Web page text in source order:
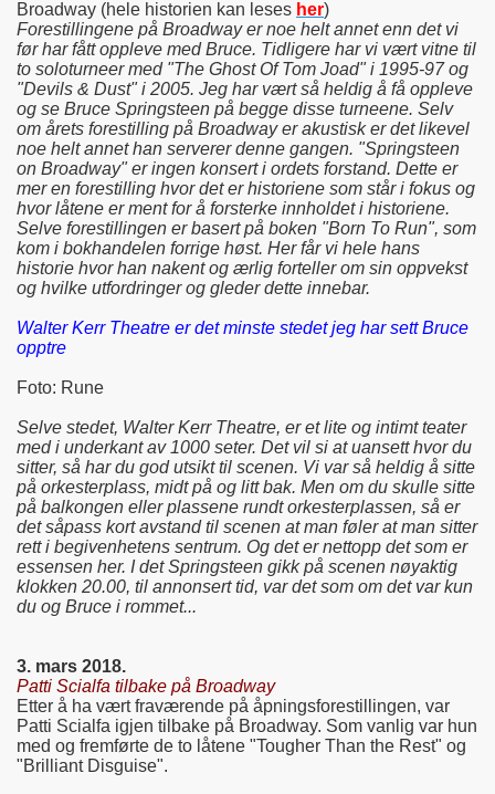
Broadway (hele historien kan leses her)
Forestillingene på Broadway er noe helt annet enn det vi
før har fått oppleve med Bruce. Tidligere har vi vært vitne til
to soloturneer med "The Ghost Of Tom Joad" i 1995-97 og
"Devils & Dust" i 2005. Jeg har vært så heldig å få oppleve
og se Bruce Springsteen på begge disse turneene. Selv
om årets forestilling på Broadway er akustisk er det likevel
noe helt annet han serverer denne gangen. "Springsteen
on Broadway" er ingen konsert i ordets forstand. Dette er
mer en forestilling hvor det er historiene som står i fokus og
hvor låtene er ment for å forsterke innholdet i historiene.
Selve forestillingen er basert på boken "Born To Run", som
kom i bokhandelen forrige høst. Her får vi hele hans
historie hvor han nakent og ærlig forteller om sin oppvekst
og hvilke utfordringer og gleder dette innebar.
Walter Kerr Theatre er det minste stedet jeg har sett Bruce
opptre
Foto: Rune
Selve stedet, Walter Kerr Theatre, er et lite og intimt teater
med i underkant av 1000 seter. Det vil si at uansett hvor du
sitter, så har du god utsikt til scenen. Vi var så heldig å sitte
på orkesterplass, midt på og litt bak. Men om du skulle sitte
på balkongen eller plassene rundt orkesterplassen, så er
det såpass kort avstand til scenen at man føler at man sitter
rett i begivenhetens sentrum. Og det er nettopp det som er
essensen her. I det Springsteen gikk på scenen nøyaktig
klokken 20.00, til annonsert tid, var det som om det var kun
du og Bruce i rommet...
3. mars 2018.
Patti Scialfa tilbake på Broadway
Etter å ha vært fraværende på åpningsforestillingen, var
Patti Scialfa igjen tilbake på Broadway. Som vanlig var hun
med og fremførte de to låtene "Tougher Than the Rest" og
"Brilliant Disguise".